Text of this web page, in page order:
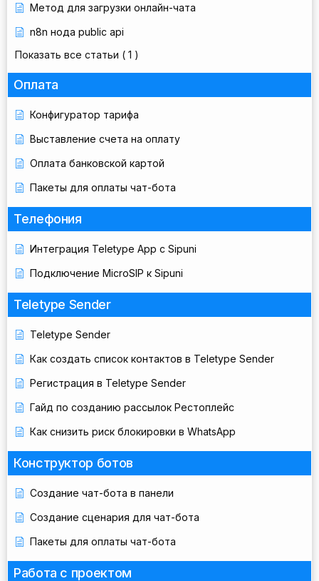
Метод для загрузки онлайн-чата
n8n нода public api
Показать все статьи ( 1 )
Оплата
Конфигуратор тарифа
Выставление счета на оплату
Оплата банковской картой
Пакеты для оплаты чат-бота
Телефония
Интеграция Teletype App с Sipuni
Подключение MicroSIP к Sipuni
Teletype Sender
Teletype Sender
Как создать список контактов в Teletype Sender
Регистрация в Teletype Sender
Гайд по созданию рассылок Рестоплейс
Как снизить риск блокировки в WhatsApp
Конструктор ботов
Создание чат-бота в панели
Создание сценария для чат-бота
Пакеты для оплаты чат-бота
Работа с проектом